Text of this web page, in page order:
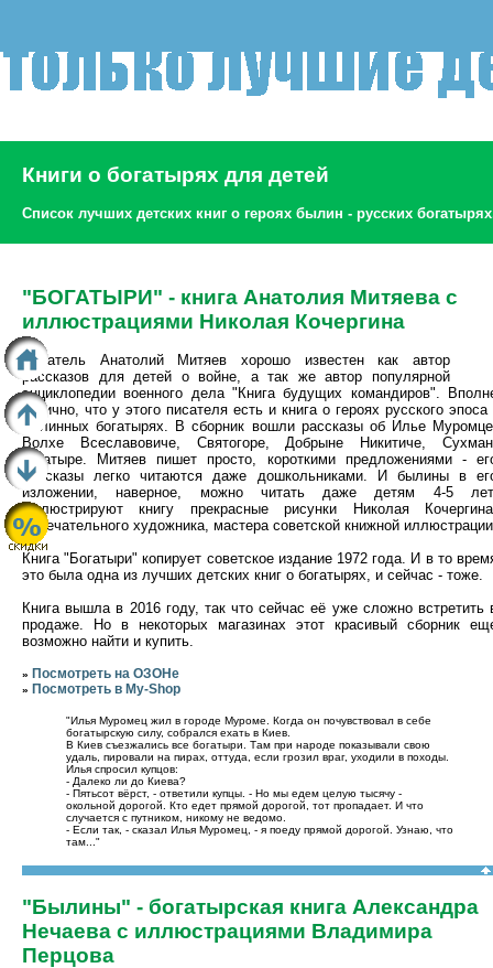
Книги о богатырях для детей
Список лучших детских книг о героях былин - русских
"БОГАТЫРИ" - книга Анатолия Митяева с
иллюстрациями Николая Кочергина
Писатель Анатолий Митяев хорошо известен как автор
рассказов для детей о войне, а так же автор популярной
энциклопедии военного дела "Книга будущих командиров".
логично, что у этого писателя есть и книга о героях русского эпоса
былинных богатырях. В сборник вошли рассказы об Илье
Волхе Всеславовиче, Святогоре, Добрыне Никитиче,
богатыре. Митяев пишет просто, короткими предложениями -
рассказы легко читаются даже дошкольниками. И былины в
изложении, наверное, можно читать даже детям 4-5
Иллюстрируют книгу прекрасные рисунки Николая
замечательного художника, мастера советской книжной
Книга "Богатыри" копирует советское издание 1972 года. И в то
это была одна из лучших детских книг о богатырях, и сейчас - тоже.
Книга вышла в 2016 году, так что сейчас её уже сложно встретить
продаже. Но в некоторых магазинах этот красивый сборник
возможно найти и купить.
» Посмотреть на ОЗОНе
» Посмотреть в My-Shop
"Илья Муромец жил в городе Муроме. Когда он почувствовал в себе
богатырскую силу, собрался ехать в Киев.
В Киев съезжались все богатыри. Там при народе показывали свою
удаль, пировали на пирах, оттуда, если грозил враг, уходили в походы.
Илья спросил купцов:
- Далеко ли до Киева?
- Пятьсот вёрст, - ответили купцы. - Но мы едем целую тысячу -
окольной дорогой. Кто едет прямой дорогой, тот пропадает. И что
случается с путником, никому не ведомо.
- Если так, - сказал Илья Муромец, - я поеду прямой дорогой. Узнаю, что
там..."
"Былины" - богатырская книга Александра
Нечаева с иллюстрациями Владимира
Перцова